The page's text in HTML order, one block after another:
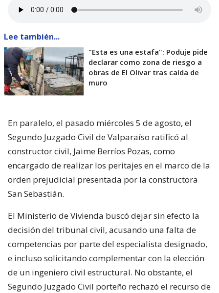
Lee también...
"Esta es una estafa": Poduje pide
declarar como zona de riesgo a
obras de El Olivar tras caída de
muro
En paralelo, el pasado miércoles 5 de agosto, el
Segundo Juzgado Civil de Valparaíso ratificó al
constructor civil, Jaime Berríos Pozas, como
encargado de realizar los peritajes en el marco de la
orden prejudicial presentada por la constructora
San Sebastián.
El Ministerio de Vivienda buscó dejar sin efecto la
decisión del tribunal civil, acusando una falta de
competencias por parte del especialista designado,
e incluso solicitando complementar con la elección
de un ingeniero civil estructural. No obstante, el
Segundo Juzgado Civil porteño rechazó el recurso de